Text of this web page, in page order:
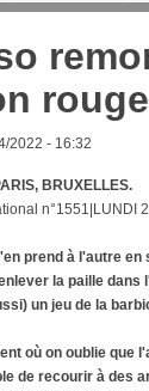
rouge
2022 - 16:32
BRUXELLES.
n°1551|LUNDI
prend à l'autre en
la paille
un jeu de la
où on oublie que
de recourir à des